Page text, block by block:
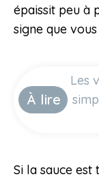
épaissit peu à
signe que
À lire
Les
Si la sauce est